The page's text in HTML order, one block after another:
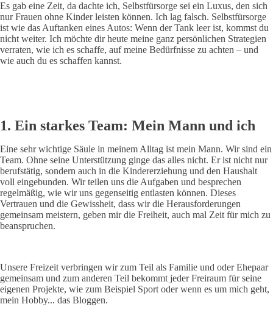
Es gab eine Zeit, da dachte ich, Selbstfürsorge sei ein Luxus, den sich
nur Frauen ohne Kinder leisten können. Ich lag falsch. Selbstfürsorge
ist wie das Auftanken eines Autos: Wenn der Tank leer ist, kommst du
nicht weiter. Ich möchte dir heute meine ganz persönlichen Strategien
verraten, wie ich es schaffe, auf meine Bedürfnisse zu achten – und
wie auch du es schaffen kannst.
1. Ein starkes Team: Mein Mann und ich
Eine sehr wichtige Säule in meinem Alltag ist mein Mann. Wir sind ein
Team. Ohne seine Unterstützung ginge das alles nicht. Er ist nicht nur
berufstätig, sondern auch in die Kindererziehung und den Haushalt
voll eingebunden. Wir teilen uns die Aufgaben und besprechen
regelmäßig, wie wir uns gegenseitig entlasten können. Dieses
Vertrauen und die Gewissheit, dass wir die Herausforderungen
gemeinsam meistern, geben mir die Freiheit, auch mal Zeit für mich zu
beanspruchen.
Unsere Freizeit verbringen wir zum Teil als Familie und oder Ehepaar
gemeinsam und zum anderen Teil bekommt jeder Freiraum für seine
eigenen Projekte, wie zum Beispiel Sport oder wenn es um mich geht,
mein Hobby... das Bloggen.